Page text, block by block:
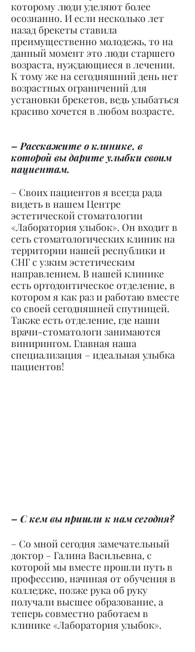
которому люди уделяют более
осознанно. И если несколько лет
назад брекеты ставила
преимущественно молодежь, то на
данный момент это люди старшего
возраста, нуждающиеся в лечении.
К тому же на сегодняшний день нет
возрастных ограничений для
установки брекетов, ведь улыбаться
красиво хочется в любом возрасте.
– Расскажите о клинике, в
которой вы дарите улыбки своим
пациентам.
– Своих пациентов я всегда рада
видеть в нашем Центре
эстетической стоматологии
«Лаборатория улыбок». Он входит в
сеть стоматологических клиник на
территории нашей республики и
СНГ с узким эстетическим
направлением. В нашей клинике
есть ортодонтическое отделение, в
котором я как раз и работаю вместе
со своей сегодняшней спутницей.
Также есть отделение, где наши
врачи-стоматологи занимаются
винирингом. Главная наша
специализация – идеальная улыбка
пациентов!
– С кем вы пришли к нам сегодня?
– Со мной сегодня замечательный
доктор – Галина Васильевна, с
которой мы вместе прошли путь в
профессию, начиная от обучения в
колледже, позже рука об руку
получали высшее образование, а
теперь совместно работаем в
клинике «Лаборатория улыбок».